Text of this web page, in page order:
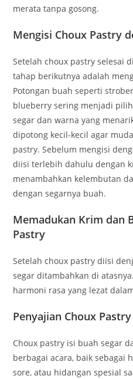
merata tanpa gosong.
Mengisi Choux Pastry
Setelah choux pastry selesai
tahap berikutnya adalah
Potongan buah seperti
blueberry sering menjadi
segar dan warna yang
dipotong kecil-kecil agar
pastry. Sebelum mengisi
diisi terlebih dahulu dengan
menambahkan kelembutan
dengan segarnya buah.
Memadukan Krim dan
Pastry
Setelah choux pastry diisi
segar ditambahkan di
harmoni rasa yang lezat
Penyajian Choux
Choux pastry isi buah segar
berbagai acara, baik sebagai
sore, atau hidangan spesial